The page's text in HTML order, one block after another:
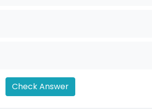
Check Answer